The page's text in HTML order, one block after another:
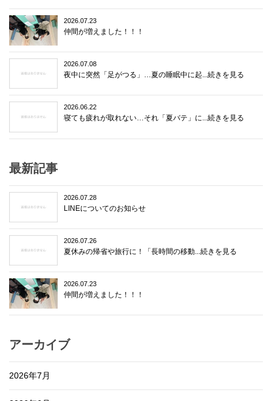
2026.07.23
仲間が増えました！！！
2026.07.08
夜中に突然「足がつる」…夏の睡眠中に起...続きを見る
2026.06.22
寝ても疲れが取れない…それ「夏バテ」に...続きを見る
最新記事
2026.07.28
LINEについてのお知らせ
2026.07.26
夏休みの帰省や旅行に！「長時間の移動...続きを見る
2026.07.23
仲間が増えました！！！
アーカイブ
2026年7月